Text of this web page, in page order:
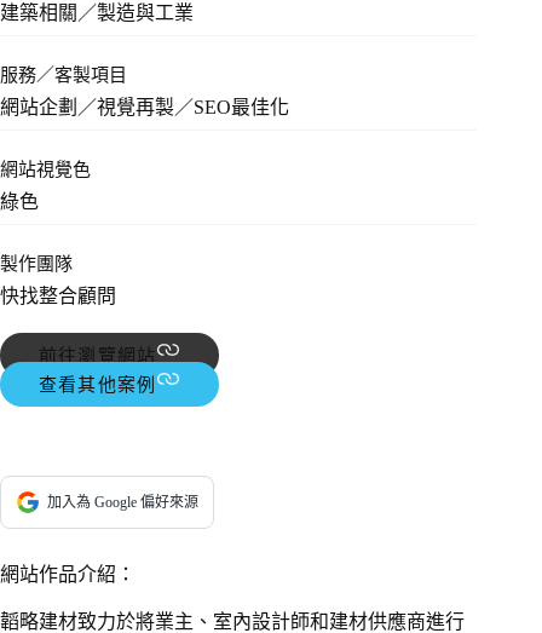
加入為 Google 偏好來源
網站作品介紹：
韜略建材致力於將業主、室內設計師和建材供應商進行
建築相關／製造與工業
服務／客製項目
網站企劃／視覺再製／SEO最佳化
網站視覺色
綠色
製作團隊
快找整合顧問
前往瀏覽網站
查看其他案例